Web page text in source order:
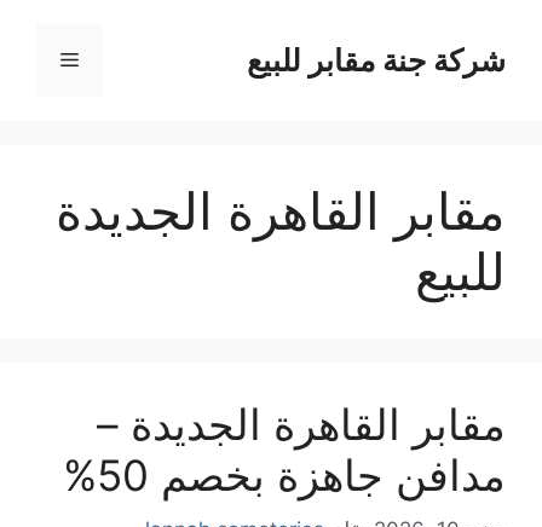
المحتوىشركة جنة مقابر للبيع القائمة
مقابر القاهرة الجديدة
للبيع
مقابر القاهرة الجديدة –
مدافن جاهزة بخصم 50%